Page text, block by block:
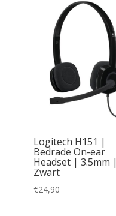
Logitech H151 |
Bedrade On-ear
Headset | 3.5mm |
Zwart
€24,90